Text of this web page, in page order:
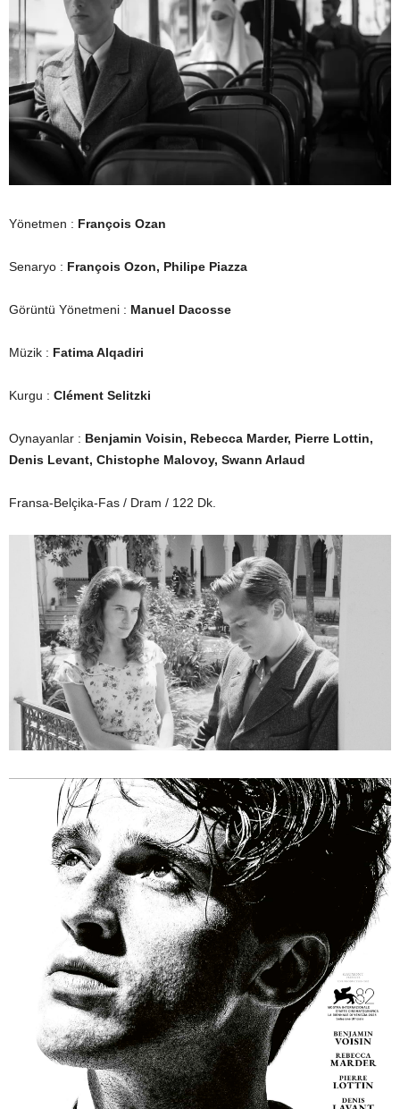
Yönetmen : François Ozan
Senaryo : François Ozon, Philipe Piazza
Görüntü Yönetmeni : Manuel Dacosse
Müzik : Fatima Alqadiri
Kurgu : Clément Selitzki
Oynayanlar : Benjamin Voisin, Rebecca Marder, Pierre Lottin,
Denis Levant, Chistophe Malovoy, Swann Arlaud
Fransa-Belçika-Fas / Dram / 122 Dk.